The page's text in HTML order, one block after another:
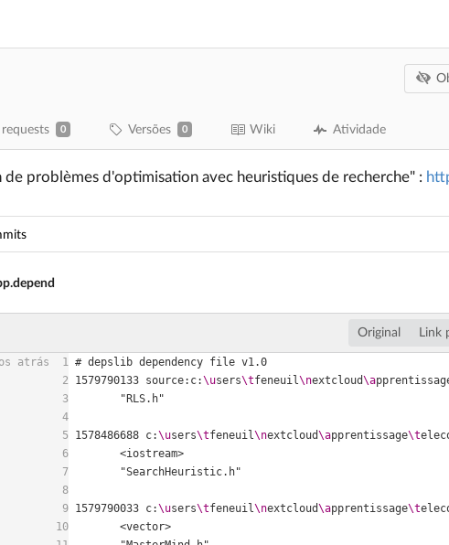
requests 0 Versões 0 Wiki Atividade
problèmes d'optimisation avec heuristiques de recherche" :
Original Link
atrás
1
2
3
4
5
6
7
8
9
10
# depslib dependency file v1.0
1579790133 source:c:\users\tfeneuil\nextcloud\a
1578486688 c:\users\tfeneuil\nextcloud\apprentissage\t
	<iostream>
1579790033 c:\users\tfeneuil\nextcloud\apprentissage\t
	<vector>